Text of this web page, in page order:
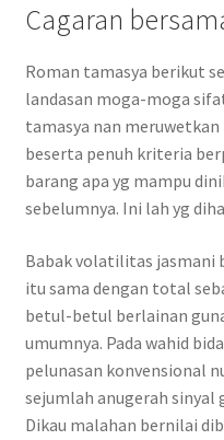
Cagaran
Roman tamasya berikut
landasan moga-moga
tamasya nan
beserta penuh kriteria
barang apa yg mampu
sebelumnya. Ini lah yg
Babak volatilitas jasmani
itu sama dengan total
betul-betul berlainan
umumnya. Pada wahid
pelunasan konvensional
sejumlah anugerah sinyal
Dikau malahan bernilai